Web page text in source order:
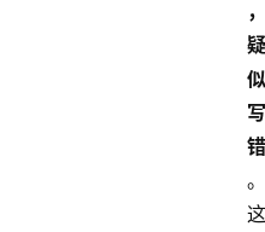
，
疑
似
写
错
。
这